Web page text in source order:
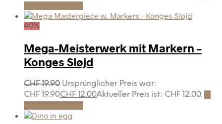
40%
Mega-Meisterwerk mit Markern –
Konges Sløjd
CHF19.90 Ursprünglicher Preis war:
CHF 19.90CHF 12.00Aktueller Preis ist: CHF 12.00.